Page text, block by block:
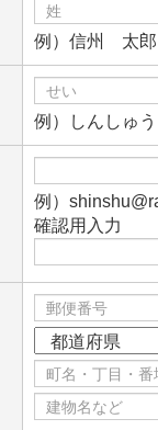
例）信州 太郎
例）しんしゅ
例）
確認用入力